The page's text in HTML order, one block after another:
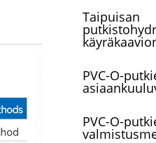
Taipuisan
PVC-O-
PVC-O-